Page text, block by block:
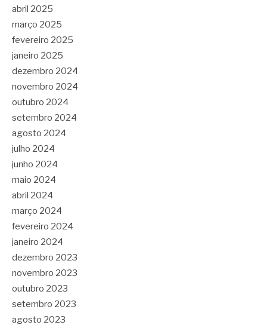
abril 2025
março 2025
fevereiro 2025
janeiro 2025
dezembro 2024
novembro 2024
outubro 2024
setembro 2024
agosto 2024
julho 2024
junho 2024
maio 2024
abril 2024
março 2024
fevereiro 2024
janeiro 2024
dezembro 2023
novembro 2023
outubro 2023
setembro 2023
agosto 2023